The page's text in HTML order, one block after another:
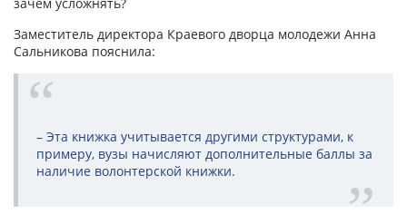
Заместитель директора Краевого дворца молодежи Анна
Сальникова пояснила:
– Эта книжка учитывается другими структурами, к
примеру, вузы начисляют дополнительные баллы за
наличие волонтерской книжки.